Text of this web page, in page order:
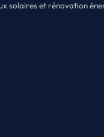
solaires et rénovation